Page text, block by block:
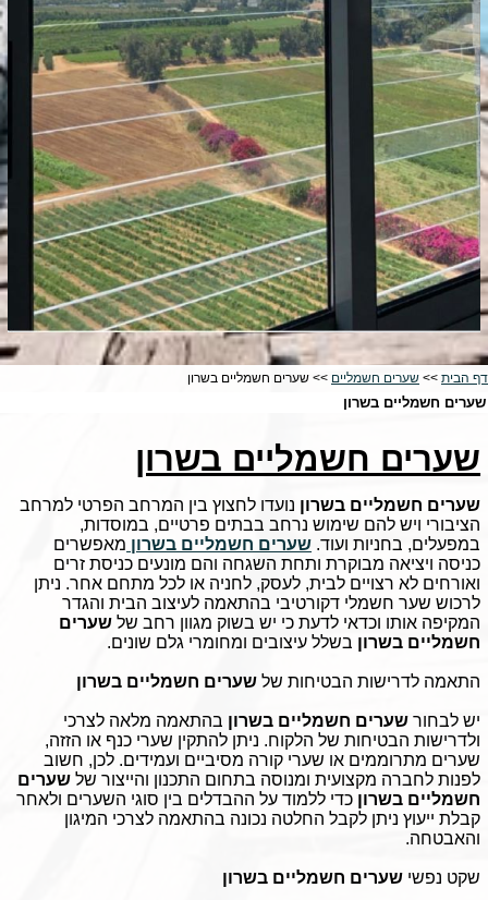
דף הבית >> שערים חשמליים >> שערים חשמליים בשרון
שערים חשמליים בשרון
שערים חשמליים בשרון
שערים חשמליים בשרון נועדו לחצוץ בין המרחב הפרטי למרחב
הציבורי ויש להם שימוש נרחב בבתים פרטיים, במוסדות,
במפעלים, בחניות ועוד. שערים חשמליים בשרון מאפשרים
כניסה ויציאה מבוקרת ותחת השגחה והם מונעים כניסת זרים
ואורחים לא רצויים לבית, לעסק, לחניה או לכל מתחם אחר. ניתן
לרכוש שער חשמלי דקורטיבי בהתאמה לעיצוב הבית והגדר
המקיפה אותו וכדאי לדעת כי יש בשוק מגוון רחב של שערים
חשמליים בשרון בשלל עיצובים ומחומרי גלם שונים.
התאמה לדרישות הבטיחות שלשערים חשמליים בשרון
יש לבחור שערים חשמליים בשרון בהתאמה מלאה לצרכי
ולדרישות הבטיחות של הלקוח. ניתן להתקין שערי כנף או הזזה,
שערים מתרוממים או שערי קורה מסיביים ועמידים. לכן, חשוב
לפנות לחברה מקצועית ומנוסה בתחום התכנון והייצור של שערים
חשמליים בשרון כדי ללמוד על ההבדלים בין סוגי השערים ולאחר
קבלת ייעוץ ניתן לקבל החלטה נכונה בהתאמה לצרכי המיגון
והאבטחה.
שקט נפשי שערים חשמליים בשרון